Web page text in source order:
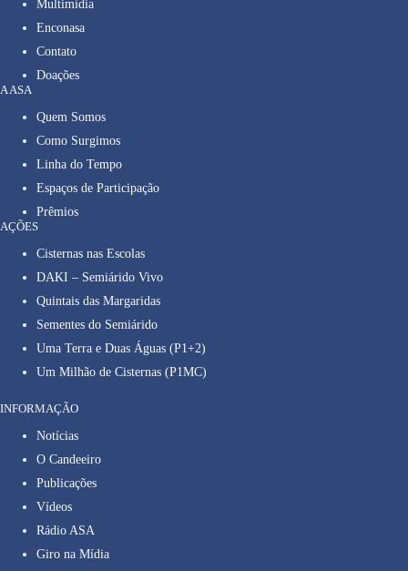
Multimídia
Enconasa
Contato
Doações
A ASA
Quem Somos
Como Surgimos
Linha do Tempo
Espaços de Participação
Prêmios
AÇÕES
Cisternas nas Escolas
DAKI – Semiárido Vivo
Quintais das Margaridas
Sementes do Semiárido
Uma Terra e Duas Águas (P1+2)
Um Milhão de Cisternas (P1MC)
INFORMAÇÃO
Notícias
O Candeeiro
Publicações
Vídeos
Rádio ASA
Giro na Mídia